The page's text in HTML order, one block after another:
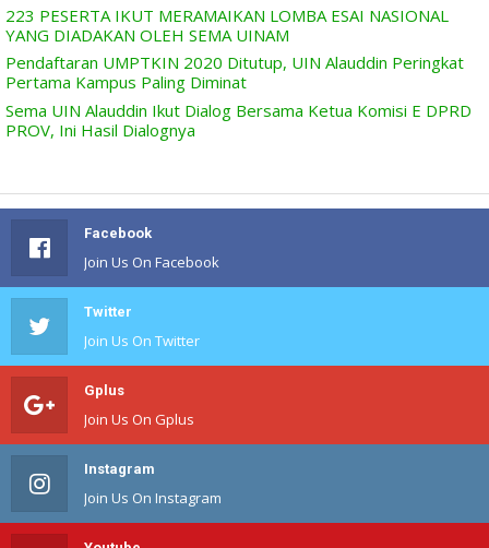
223 PESERTA IKUT MERAMAIKAN LOMBA ESAI NASIONAL
YANG DIADAKAN OLEH SEMA UINAM
Pendaftaran UMPTKIN 2020 Ditutup, UIN Alauddin Peringkat
Pertama Kampus Paling Diminat
Sema UIN Alauddin Ikut Dialog Bersama Ketua Komisi E DPRD
PROV, Ini Hasil Dialognya
Facebook
Join Us On Facebook
Twitter
Join Us On Twitter
Gplus
Join Us On Gplus
Instagram
Join Us On Instagram